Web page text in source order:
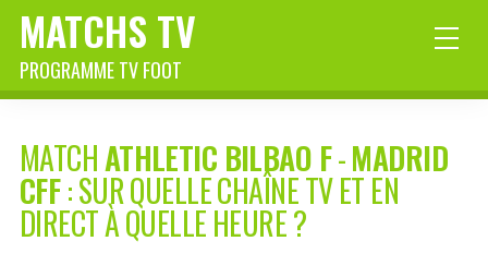
MATCHS TV
PROGRAMME TV FOOT
MATCHATHLETIC BILBAO F-MADRID
CFF: SUR QUELLE CHAÎNE TV ET EN
DIRECT À QUELLE HEURE ?